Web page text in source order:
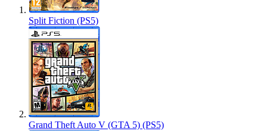
Split Fiction (PS5)
Grand Theft Auto V (GTA 5) (PS5)